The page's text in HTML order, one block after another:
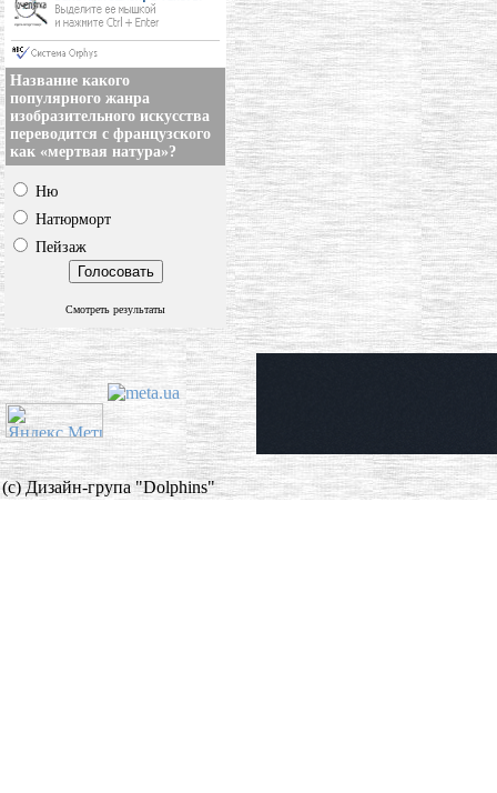
Название какого
популярного жанра
изобразительного искусства
переводится с французского
как «мертвая натура»?
Ню
Натюрморт
Пейзаж
Смотреть результаты
(c) Дизайн-група "Dolphins"